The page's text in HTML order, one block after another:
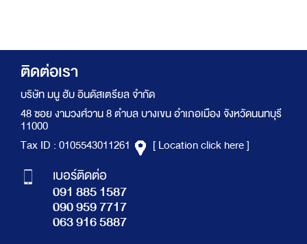
ติดต่อเรา
บริษัท มนู ฮับ อินดัสเตรียล จำกัด
48 ซอย งามวงศ์วาน 8 ตำบล บางเขน อำเภอเมือง จังหวัดนนทบุรี
11000
Tax ID : 0105543011261
[ Location click here ]
เบอร์ติดต่อ
091 885 1587
090 959 7717
063 916 5887